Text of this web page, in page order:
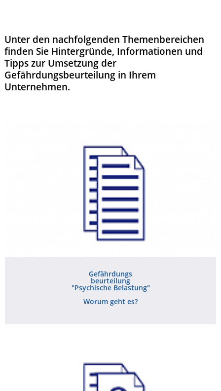
Unter den nachfolgenden Themenbereichen
finden Sie Hintergründe, Informationen und
Tipps zur Umsetzung der
Gefährdungsbeurteilung in Ihrem
Unternehmen.
Gefährdungs
beurteilung
"Psychische Belastung"
Worum geht es?